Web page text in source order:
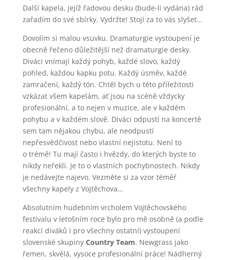
Další kapela, jejíž řadovou desku (bude-li vydána) rád
zařadím do své sbírky. Vydržte! Stojí za to vás slyšet…
Dovolím si malou vsuvku. Dramaturgie vystoupení je
obecně řečeno důležitější než dramaturgie desky.
Diváci vnímají každý pohyb, každé slovo, každý
pohled, každou kapku potu. Každý úsměv, každé
zamračení, každý tón. Chtěl bych u této příležitosti
vzkázat všem kapelám, ať jsou na scéně vždycky
profesionální, a to nejen v muzice, ale v každém
pohybu a v každém slově. Diváci odpustí na koncertě
sem tam nějakou chybu, ale neodpustí
nepřesvědčivost nebo vlastní nejistotu. Není to
o trémě! Tu mají často i hvězdy, do kterých byste to
nikdy neřekli. Je to o vlastních pochybnostech. Nikdy
je nedávejte najevo. Vezměte si za vzor téměř
všechny kapely z Vojtěchova…
Absolutním hudebním vrcholem Vojtěchovského
festivalu v letošním roce bylo pro mě osobně (a podle
reakcí diváků i pro všechny ostatní) vystoupení
slovenské skupiny Country Team. Newgrass jako
řemen, skvělá, vysoce profesionální práce! Nádherný